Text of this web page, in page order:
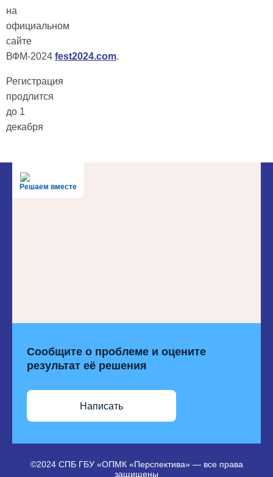
на
официальном
сайте
ВФМ-2024 fest2024.com.
Регистрация
продлится
до 1
декабря
Решаем вместе
Сообщите о проблеме и оцените
результат её решения
Написать
©2024 СПБ ГБУ «ОПМК «Перспектива» — все права
защищены